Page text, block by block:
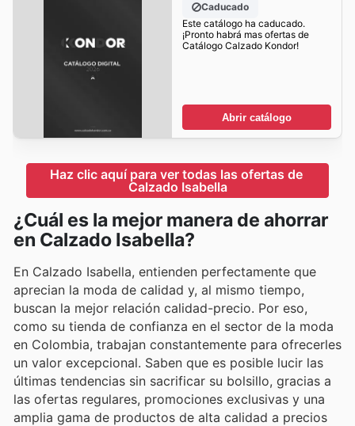
Caducado
Este catálogo ha caducado.
¡Pronto habrá mas ofertas de
Catálogo Calzado Kondor!
Abrir catálogo
Haz clic aquí para ver todas las ofertas de
Calzado Isabella
¿Cuál es la mejor manera de ahorrar
en Calzado Isabella?
En Calzado Isabella, entienden perfectamente que
aprecian la moda de calidad y, al mismo tiempo,
buscan la mejor relación calidad-precio. Por eso,
como su tienda de confianza en el sector de la moda
en Colombia, trabajan constantemente para ofrecerles
un valor excepcional. Saben que es posible lucir las
últimas tendencias sin sacrificar su bolsillo, gracias a
las ofertas regulares, promociones exclusivas y una
amplia gama de productos de alta calidad a precios